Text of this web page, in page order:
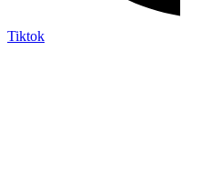
Tiktok